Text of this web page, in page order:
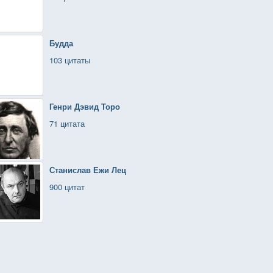
Будда
103 цитаты
Генри Дэвид Торо
71 цитата
Станислав Ежи Лец
900 цитат